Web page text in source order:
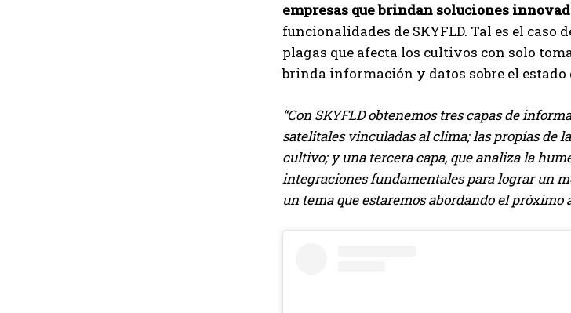
empresas que brindan soluciones
funcionalidades de SKYFLD. Tal es el
plagas que afecta los cultivos con solo
brinda información y datos sobre el estado
“Con SKYFLD obtenemos tres capas de
satelitales vinculadas al clima; las propias de
cultivo; y una tercera capa, que analiza la
integraciones fundamentales para lograr un
un tema que estaremos abordando el